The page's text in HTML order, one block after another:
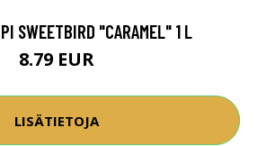
SWEETBIRD "CARAMEL" 1 L
8.79 EUR
LISÄTIETOJA